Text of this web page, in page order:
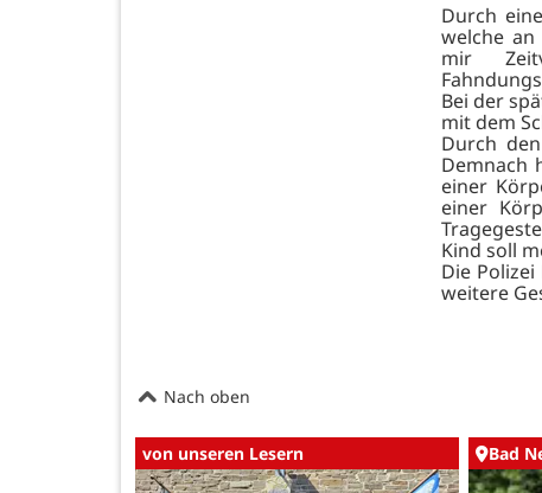
Durch
welche
mir
Bei der
mit dem
Durch
Demnach
einer
einer
Kind soll
Die
weitere
Nach oben
von unseren Lesern Bad